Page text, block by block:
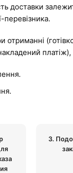
доставки
перевізника.
3.